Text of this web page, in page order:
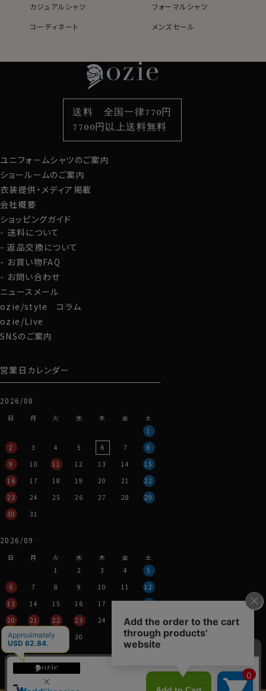
カジュアルシャツ
フォーマルシャツ
コーディネート
メンズセール
袖・カフス型から選ぶ
色から選ぶ
柄から選ぶ
スタイルから選ぶ
カジュアルシャツ
定番シャツ
カフスボタン
サスペンダー
財布・名刺入れ
バッグ
ストール・マフラー
グローブ
ユニフォームシャツのご案内
ショールームのご案内
衣装提供・メディア掲載
会社概要
ショッピングガイド
送料について
返品交換について
お買い物FAQ
お問い合わせ
ニュースメール
ozie/style コラム
ozie/Live
SNSのご案内
営業日カレンダー
2026/08
日 月 火 水 木 金
土
1
2
3 4 5 6 7
8
9
10 11 12 13 14
15
16
17 18 19 20 21
22
23
24 25 26 27 28
29
30
31
2026/09
日 月 火 水 木 金
土
1
2 3 4
5
6
7 8 9 10 11
12
13
14 15 16 17 18
19
20
21 22 23 24 25
26
27
28 29 30
送料 全国一律770円
7700円以上送料無料
営業時間：平日11時～17時
定休日：土・日・祝